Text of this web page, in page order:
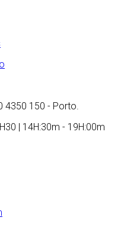
4350 150 - Porto.
| 14H:30m - 19H:00m